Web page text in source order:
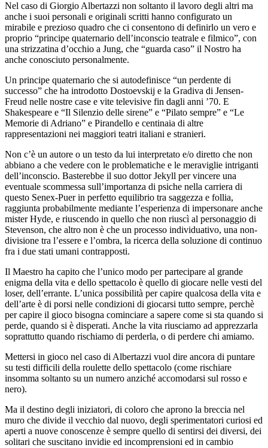
Nel caso di Giorgio Albertazzi non soltanto il lavoro degli altri ma
anche i suoi personali e originali scritti hanno configurato un
mirabile e prezioso quadro che ci consentono di definirlo un vero e
proprio “principe quaternario dell’inconscio teatrale e filmico”, con
una strizzatina d’occhio a Jung, che “guarda caso” il Nostro ha
anche conosciuto personalmente.
Un principe quaternario che si autodefinisce “un perdente di
successo” che ha introdotto Dostoevskij e la Gradiva di Jensen-
Freud nelle nostre case e vite televisive fin dagli anni ’70. E
Shakespeare e “Il Silenzio delle sirene” e “Pilato sempre” e “Le
Memorie di Adriano” e Pirandello e centinaia di altre
rappresentazioni nei maggiori teatri italiani e stranieri.
Non c’è un autore o un testo da lui interpretato e/o diretto che non
abbiano a che vedere con le problematiche e le meraviglie intriganti
dell’inconscio. Basterebbe il suo dottor Jekyll per vincere una
eventuale scommessa sull’importanza di psiche nella carriera di
questo Senex-Puer in perfetto equilibrio tra saggezza e follia,
raggiunta probabilmente mediante l’esperienza di impersonare anche
mister Hyde, e riuscendo in quello che non riuscì al personaggio di
Stevenson, che altro non è che un processo individuativo, una non-
divisione tra l’essere e l’ombra, la ricerca della soluzione di continuo
fra i due stati umani contrapposti.
Il Maestro ha capito che l’unico modo per partecipare al grande
enigma della vita e dello spettacolo è quello di giocare nelle vesti del
loser, dell’errante. L’unica possibilità per capire qualcosa della vita e
dell’arte è di porsi nelle condizioni di giocarsi tutto sempre, perchè
per capire il gioco bisogna cominciare a sapere come si sta quando si
perde, quando si è disperati. Anche la vita riusciamo ad apprezzarla
soprattutto quando rischiamo di perderla, o di perdere chi amiamo.
Mettersi in gioco nel caso di Albertazzi vuol dire ancora di puntare
su testi difficili della roulette dello spettacolo (come rischiare
insomma soltanto su un numero anziché accomodarsi sul rosso e
nero).
Ma il destino degli iniziatori, di coloro che aprono la breccia nel
muro che divide il vecchio dal nuovo, degli sperimentatori curiosi ed
aperti a nuove conoscenze è sempre quello di sentirsi dei diversi, dei
solitari che suscitano invidie ed incomprensioni ed in cambio